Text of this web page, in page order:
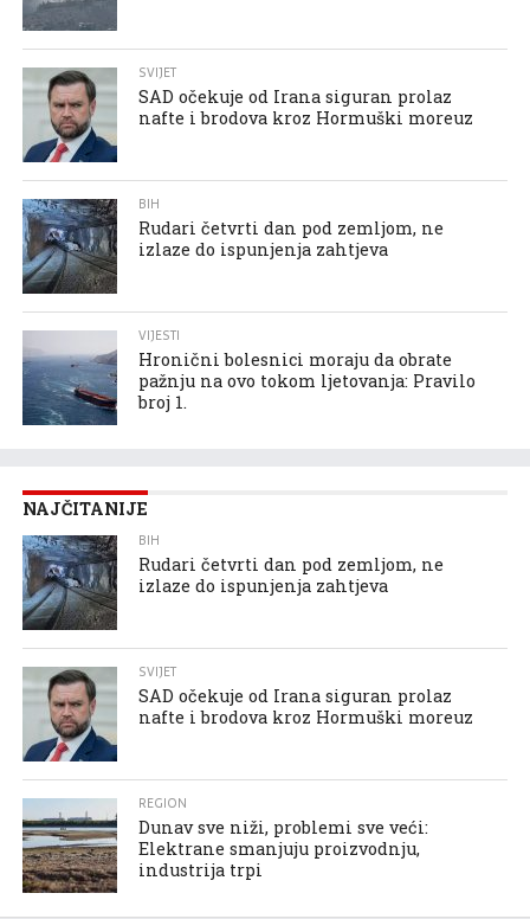
SVIJET
SAD očekuje od Irana siguran prolaz
nafte i brodova kroz Hormuški moreuz
BIH
Rudari četvrti dan pod zemljom, ne
izlaze do ispunjenja zahtjeva
VIJESTI
Hronični bolesnici moraju da obrate
pažnju na ovo tokom ljetovanja: Pravilo
broj 1.
NAJČITANIJE
BIH
Rudari četvrti dan pod zemljom, ne
izlaze do ispunjenja zahtjeva
SVIJET
SAD očekuje od Irana siguran prolaz
nafte i brodova kroz Hormuški moreuz
REGION
Dunav sve niži, problemi sve veći:
Elektrane smanjuju proizvodnju,
industrija trpi